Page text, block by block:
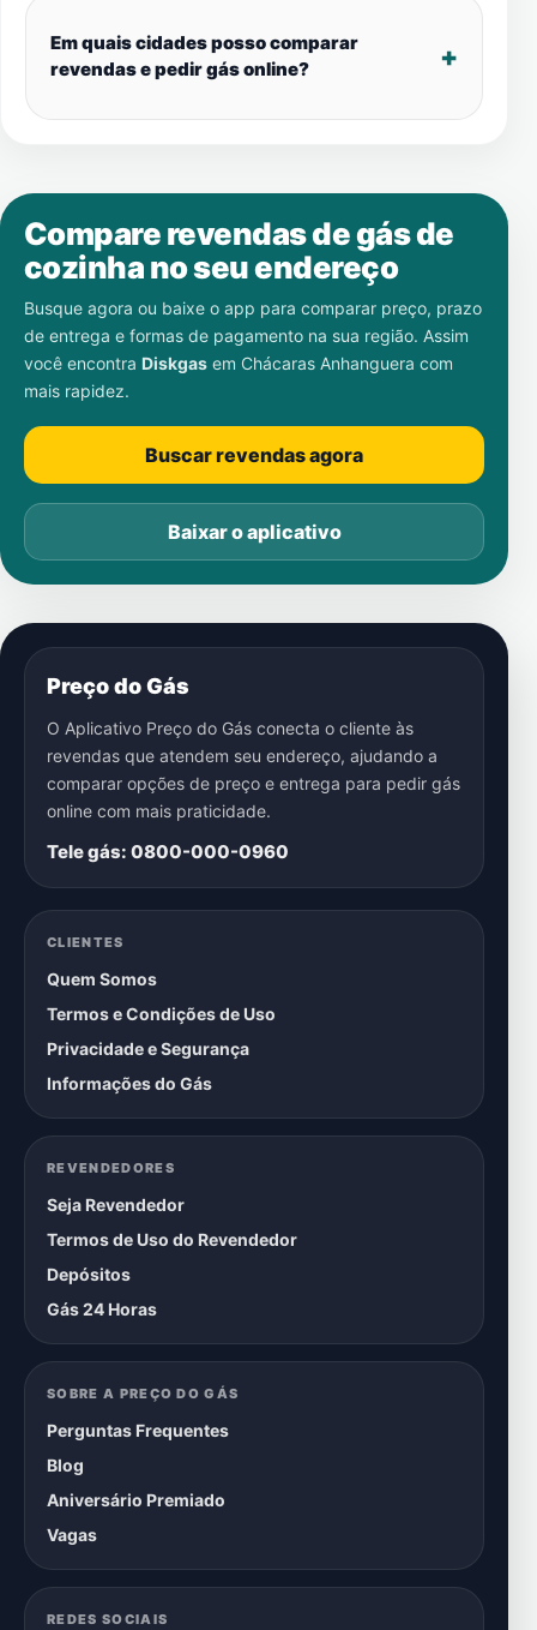
Em quais cidades posso comparar
revendas e pedir gás online?
Compare revendas de gás de
cozinha no seu endereço
Busque agora ou baixe o app para comparar preço, prazo
de entrega e formas de pagamento na sua região. Assim
você encontra Diskgas em Chácaras Anhanguera com
mais rapidez.
Buscar revendas agora
Baixar o aplicativo
Preço do Gás
O Aplicativo Preço do Gás conecta o cliente às
revendas que atendem seu endereço, ajudando a
comparar opções de preço e entrega para pedir gás
online com mais praticidade.
Tele gás: 0800-000-0960
CLIENTES
Quem Somos
Termos e Condições de Uso
Privacidade e Segurança
Informações do Gás
REVENDEDORES
Seja Revendedor
Termos de Uso do Revendedor
Depósitos
Gás 24 Horas
SOBRE A PREÇO DO GÁS
Perguntas Frequentes
Blog
Aniversário Premiado
Vagas
REDES SOCIAIS